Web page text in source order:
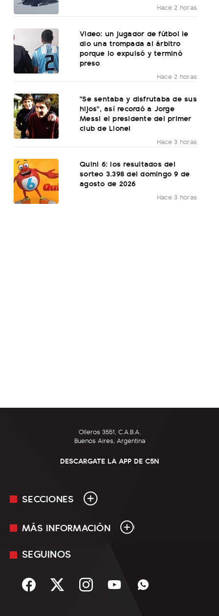
Hace 2 horas
Video: un jugador de fútbol le
dio una trompada al árbitro
porque lo expulsó y terminó
preso
Hace 2 horas
"Se sentaba y disfrutaba de sus
hijos", así recordó a Jorge
Messi el presidente del primer
club de Lionel
Hace 3 horas
Quini 6: los resultados del
sorteo 3.398 del domingo 9 de
agosto de 2026
Hace 3 horas
Olleros 3551, C.A.B.A.
Buenos Aires, Argentina
DESCARGATE LA APP DE C5N
SECCIONES
En Vivo
Sociedad
MÁS INFORMACIÓN
Mediakit
Términos y condiciones
SEGUINOS